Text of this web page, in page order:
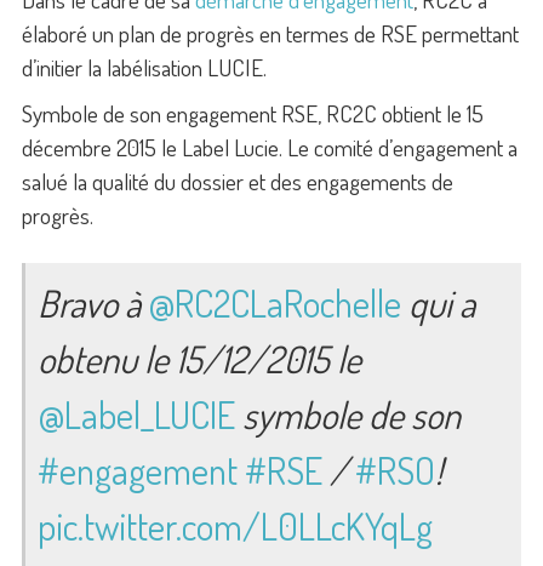
élaboré un plan de progrès en termes de RSE permettant
d’initier la labélisation LUCIE.
Symbole de son engagement RSE, RC2C obtient le 15
décembre 2015 le Label Lucie. Le comité d’engagement a
salué la qualité du dossier et des engagements de
progrès.
Bravo à@RC2CLaRochelle qui a
obtenu le 15/12/2015 le
@Label_LUCIEsymbole de son
#engagement#RSE/#RSO!
pic.twitter.com/L0LLcKYqLg